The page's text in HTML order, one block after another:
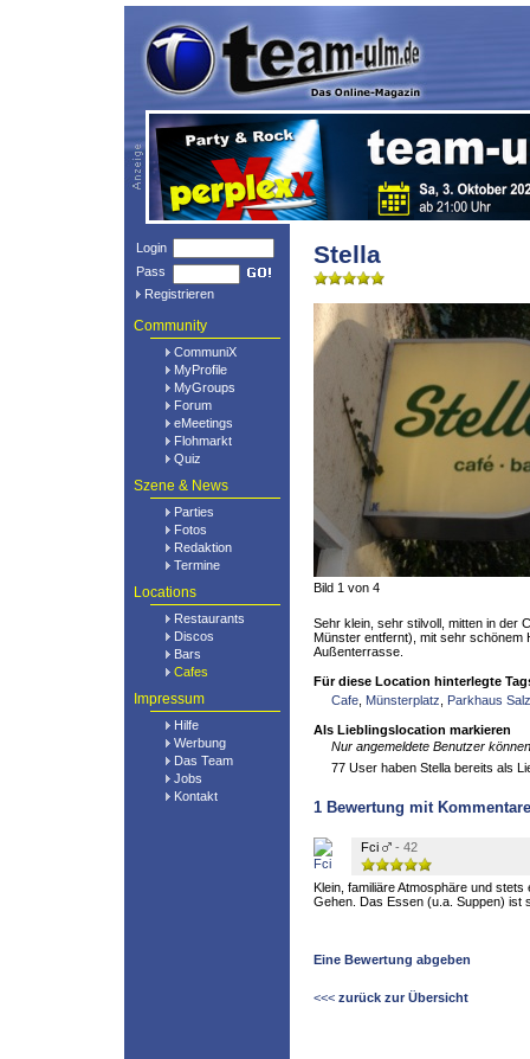
Login
Pass
Registrieren
Community
CommuniX
MyProfile
MyGroups
Forum
eMeetings
Flohmarkt
Quiz
Szene & News
Parties
Fotos
Redaktion
Termine
Locations
Restaurants
Discos
Bars
Cafes
Impressum
Hilfe
Werbung
Das Team
Jobs
Kontakt
Stella
Bild 1 von 4
Sehr klein, sehr stilvoll, mitten in der
Münster entfernt), mit sehr schönem
Außenterrasse.
Für diese Location hinterlegte
Cafe Münsterplatz Parkhaus
Als Lieblingslocation markieren
Nur angemeldete Benutzer
77 User haben Stella bereits als
1 Bewertung mit
Fci - 42
Klein, familiäre Atmosphäre und stets
Gehen. Das Essen (u.a. Suppen) ist
Eine Bewertung abgeben
<<< zurück zur Übersicht